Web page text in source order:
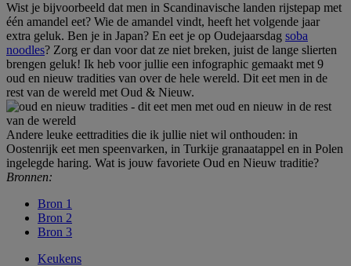
Wist je bijvoorbeeld dat men in Scandinavische landen rijstepap met
één amandel eet? Wie de amandel vindt, heeft het volgende jaar
extra geluk. Ben je in Japan? En eet je op Oudejaarsdag soba
noodles? Zorg er dan voor dat ze niet breken, juist de lange slierten
brengen geluk! Ik heb voor jullie een infographic gemaakt met 9
oud en nieuw tradities van over de hele wereld. Dit eet men in de
rest van de wereld met Oud & Nieuw.
Andere leuke eettradities die ik jullie niet wil onthouden: in
Oostenrijk eet men speenvarken, in Turkije granaatappel en in Polen
ingelegde haring. Wat is jouw favoriete Oud en Nieuw traditie?
Bronnen:
Bron 1
Bron 2
Bron 3
Keukens